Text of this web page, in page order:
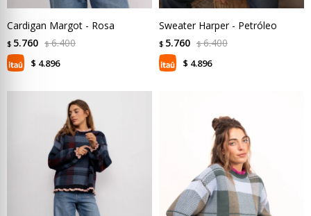
Cardigan Margot - Rosa
$ 5.760 $ 6.400
$ 4.896
Sweater Harper - Petróleo
$ 5.760 $ 6.400
$ 4.896